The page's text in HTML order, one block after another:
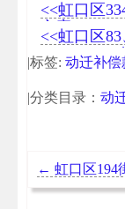
<<虹口区
方案
<<虹口区83
97、98、
|标签: 动迁补偿
|分类目录： 动
← 虹口区194